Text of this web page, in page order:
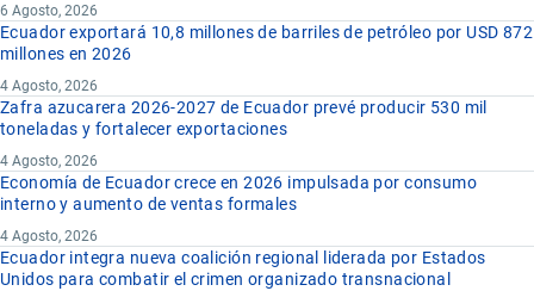
6 Agosto, 2026
Ecuador exportará 10,8 millones de barriles de petróleo por USD 872
millones en 2026
4 Agosto, 2026
Zafra azucarera 2026-2027 de Ecuador prevé producir 530 mil
toneladas y fortalecer exportaciones
4 Agosto, 2026
Economía de Ecuador crece en 2026 impulsada por consumo
interno y aumento de ventas formales
4 Agosto, 2026
Ecuador integra nueva coalición regional liderada por Estados
Unidos para combatir el crimen organizado transnacional